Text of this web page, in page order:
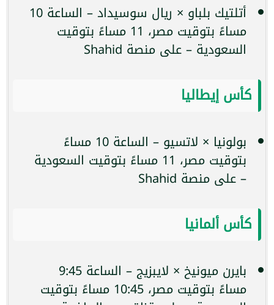
أتلتيك بلباو × ريال سوسيداد – الساعة 10
مساءً بتوقيت مصر، 11 مساءً بتوقيت
السعودية – على منصة Shahid
كأس إيطاليا
بولونيا × لاتسيو – الساعة 10 مساءً
بتوقيت مصر، 11 مساءً بتوقيت السعودية
– على منصة Shahid
كأس ألمانيا
بايرن ميونيخ × لايبزيج – الساعة 9:45
مساءً بتوقيت مصر، 10:45 مساءً بتوقيت